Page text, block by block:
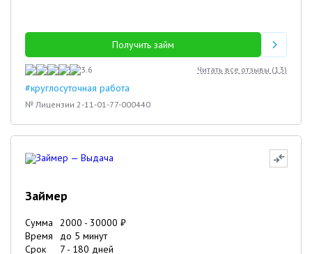
Получить займ
3.6 Читать все отзывы (13)
#круглосуточная работа
№ Лицензии 2-11-01-77-000440
Займер
Сумма 2000 - 30000 ₽
Время
до 5 минут
Срок
7 - 180 дней